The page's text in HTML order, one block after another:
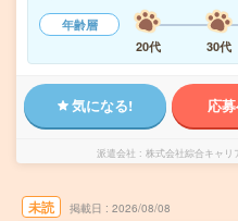
年齢層
20代
30代
気になる! 応
派遣会社 株式会社綜合キャリ
未読 掲載日 2026/08/08